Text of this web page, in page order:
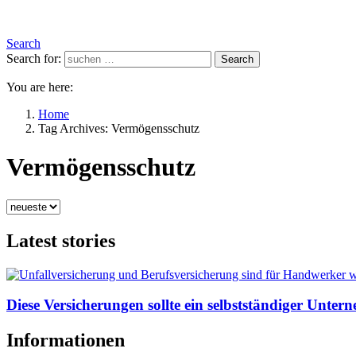
Search
Search for:
Search
You are here:
Home
Tag Archives: Vermögensschutz
Vermögensschutz
Latest stories
Diese Versicherungen sollte ein selbstständiger
Informationen